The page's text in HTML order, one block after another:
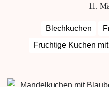
11.
Blechkuchen
Fruchtige Kuchen